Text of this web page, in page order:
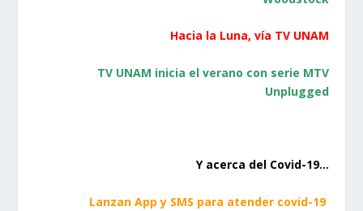
Hacia la Luna, vía TV UNAM
TV UNAM inicia el verano con serie MTV
Unplugged
Y acerca del Covid-19…
Lanzan App y SMS para atender covid-19